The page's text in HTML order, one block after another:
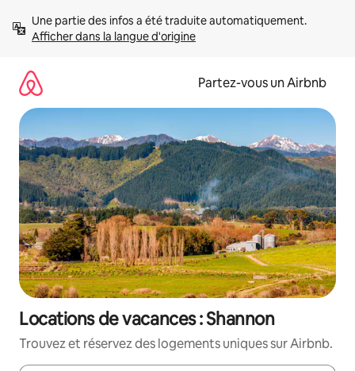
directement
Afficher dans la langue d'origine
Partez-vous un Airbnb
Locations de vacances : Shannon
Trouvez et réservez des logements uniques sur Airbnb.